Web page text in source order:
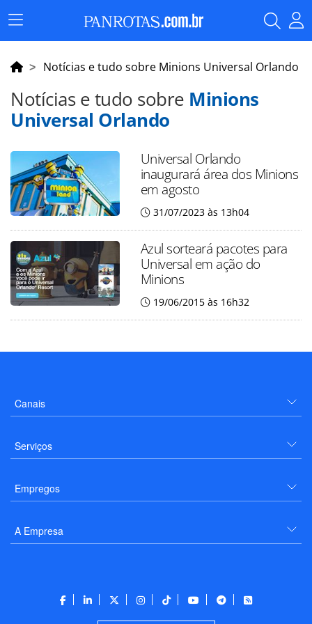
Menu
Principal
Notícias e tudo sobre Minions Universal Orlando
Notícias e tudo sobre Minions
Universal Orlando
Universal Orlando
inaugurará área dos Minions
em agosto
31/07/2023 às 13h04
Azul sorteará pacotes para
Universal em ação do
Minions
19/06/2015 às 16h32
Canais
Serviços
Empregos
A Empresa